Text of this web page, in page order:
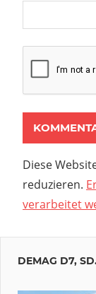
Diese
reduzieren.
verarbeitet
DEMAG D7,